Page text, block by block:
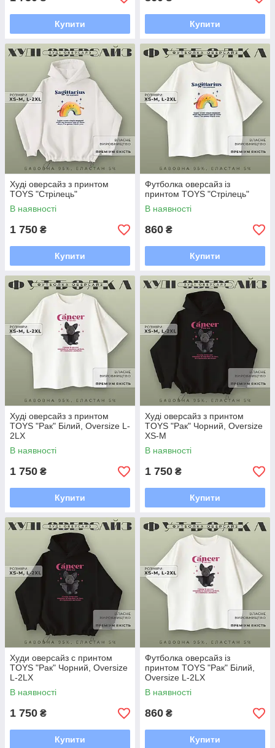
Купити Купити
Худі оверсайз з принтом
TOYS "Стрілець"
В наявності
1 750 ₴
Купити
Футболка оверсайз із
принтом TOYS "Стрілець"
В наявності
860 ₴
Купити
Худі оверсайз з принтом
TOYS "Рак" Білий, Oversize L-
2LX
В наявності
1 750 ₴
Купити
Худі оверсайз з принтом
TOYS "Рак" Чорний, Oversize
XS-M
В наявності
1 750 ₴
Купити
Худи оверсайз с принтом
TOYS "Рак" Чорний, Oversize
L-2LX
В наявності
1 750 ₴
Купити
Футболка оверсайз із
принтом TOYS "Рак" Білий,
Oversize L-2LX
В наявності
860 ₴
Купити